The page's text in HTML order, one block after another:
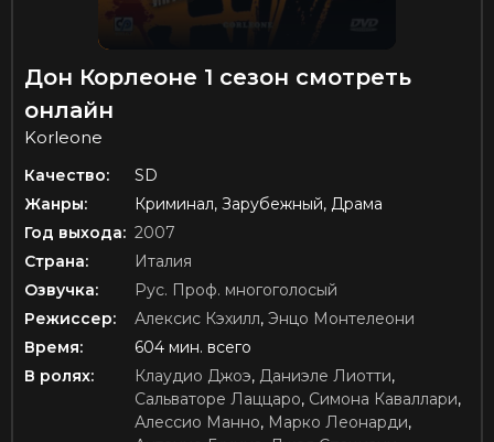
Дон Корлеоне 1 сезон смотреть
онлайн
Korleone
Качество:
SD
Жанры:
Криминал, Зарубежный, Драма
Год выхода: 2007
Страна:
Италия
Озвучка:
Рус. Проф. многоголосый
Режиссер:
Алексис Кэхилл, Энцо Монтелеони
Время:
604 мин. всего
В ролях:
Клаудио Джоэ, Даниэле Лиотти,
Сальваторе Лаццаро, Симона Каваллари,
Алессио Манно, Марко Леонарди,